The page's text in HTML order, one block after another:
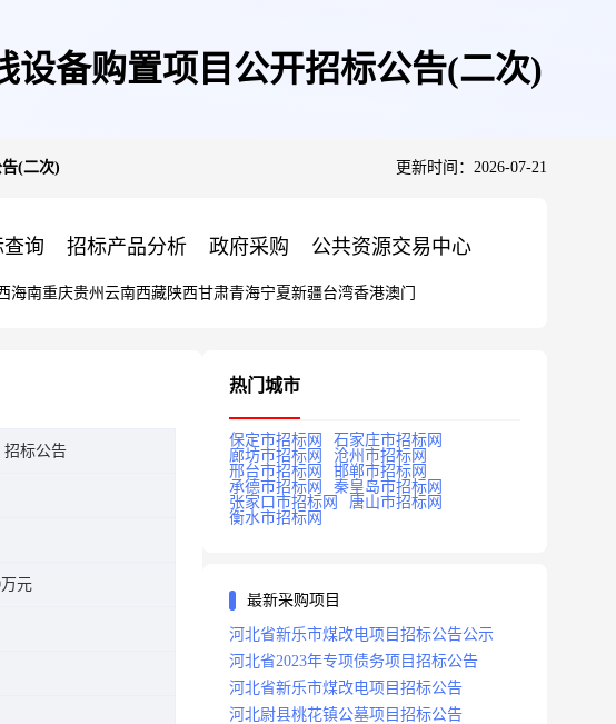
设备购置项目公开招标公告(二次)
(二次) 更新时间：2026-07-21
询 招标产品分析 政府采购 公共资源交易中心
海南重庆贵州 云南西藏陕西甘肃青海宁夏新疆台湾香港澳门
招标公告
万元
热门城市
保定市招标网
石家庄市招标网
廊坊市招标网
沧州市招标网
邢台市招标网
邯郸市招标网
承德市招标网
秦皇岛市招标网
张家口市招标网
唐山市招标网
衡水市招标网
最新采购项目
河北省新乐市煤改电项目招标公告公示
河北省2023年专项债务项目招标公告
河北省新乐市煤改电项目招标公告
河北尉县桃花镇公墓项目招标公告